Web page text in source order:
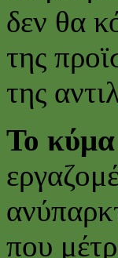
δεν θα
της
της
Το κύμα
που